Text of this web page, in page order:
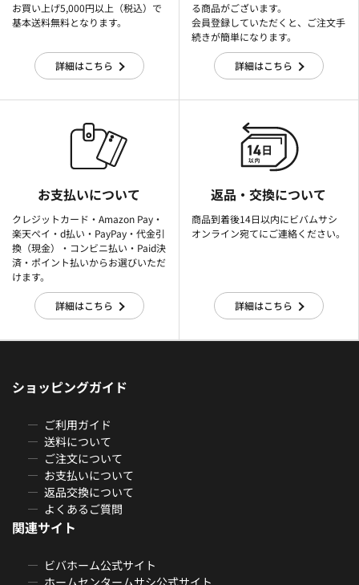
お買い上げ5,000円以上（税込）で
基本送料無料となります。
詳細はこちら
る商品がございます。
会員登録していただくと、ご注文手
続きが簡単になります。
詳細はこちら
お支払いについて
クレジットカード・Amazon Pay・
楽天ぺイ・d払い・PayPay・代金引
換（現金）・コンビニ払い・Paid決
済・ポイント払いからお選びいただ
けます。
詳細はこちら
返品・交換について
商品到着後14日以内にビバムサシ
オンライン宛てにご連絡ください。
詳細はこちら
ショッピングガイド
ご利用ガイド
送料について
ご注文について
お支払いについて
返品交換について
よくあるご質問
関連サイト
ビバホーム公式サイト
ホームセンタームサシ公式サイト